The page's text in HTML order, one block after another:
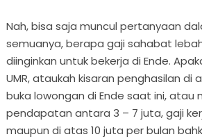
Nah, bisa saja muncul pertanyaan
semuanya, berapa gaji sahabat
diinginkan untuk bekerja di Ende.
UMR, ataukah kisaran penghasilan di
buka lowongan di Ende saat ini, atau
pendapatan antara 3 – 7 juta, gaji
maupun di atas 10 juta per bulan